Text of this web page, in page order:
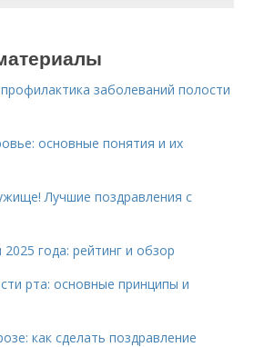
заболеваний полости
основные понятия и их
Лучшие поздравления с
года: рейтинг и обзор
рта: основные принципы и
как сделать поздравление